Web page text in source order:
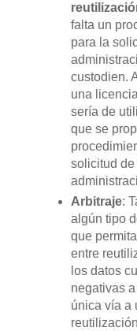
falta un
para la
custodien.
una
sería de
que se
solicitud
Arbitraje:
algún tipo
que
entre
los datos
negativas
única vía a